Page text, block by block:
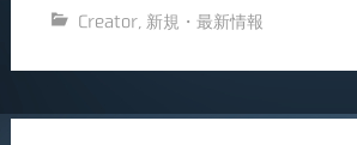
e
b
o
l
Creator, 新規・最新情報